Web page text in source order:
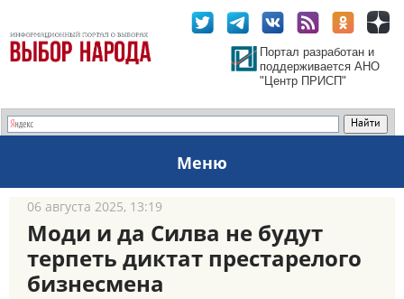
Портал разработан и
поддерживается АНО
"Центр ПРИСП"
Меню
06 августа 2025, 13:19
Моди и да Силва не будут
терпеть диктат престарелого
бизнесмена